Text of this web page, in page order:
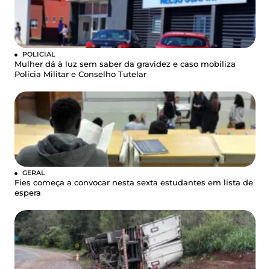
POLICIAL
Mulher dá à luz sem saber da gravidez e caso mobiliza
Polícia Militar e Conselho Tutelar
GERAL
Fies começa a convocar nesta sexta estudantes em lista de
espera